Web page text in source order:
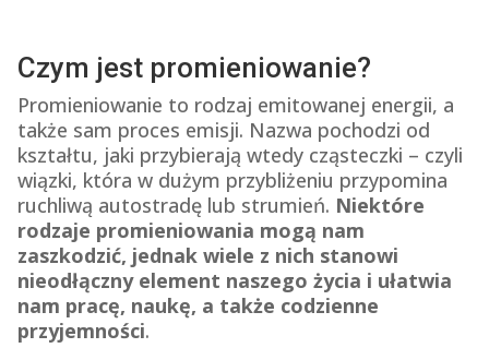
Czym jest promieniowanie?
Promieniowanie to rodzaj emitowanej energii, a
także sam proces emisji. Nazwa pochodzi od
kształtu, jaki przybierają wtedy cząsteczki – czyli
wiązki, która w dużym przybliżeniu przypomina
ruchliwą autostradę lub strumień. Niektóre
rodzaje promieniowania mogą nam
zaszkodzić, jednak wiele z nich stanowi
nieodłączny element naszego życia i ułatwia
nam pracę, naukę, a także codzienne
przyjemności.